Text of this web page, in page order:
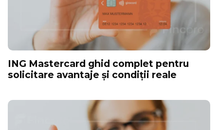
ING Mastercard ghid complet pentru
solicitare avantaje și condiții reale